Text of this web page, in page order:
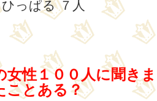
っぱる ７人
女性１００人に聞き
ことある？